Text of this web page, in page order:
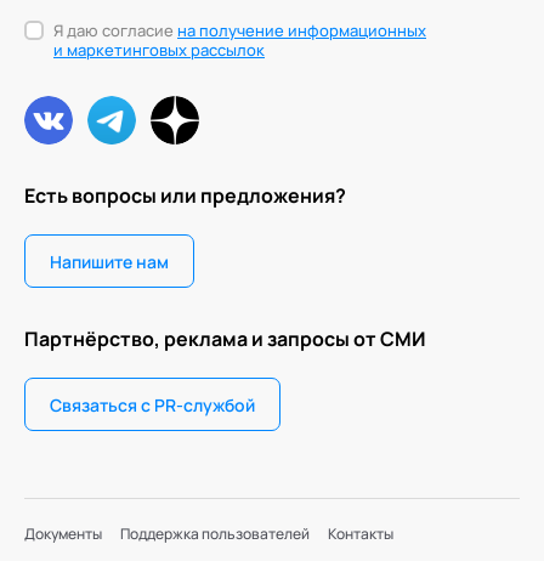
Есть вопросы или предложения?
Напишите нам
Партнёрство, реклама и запросы от СМИ
Связаться с PR-службой
Я даю согласие на получение информационных
и маркетинговых рассылок
Документы Поддержка пользователей Контакты